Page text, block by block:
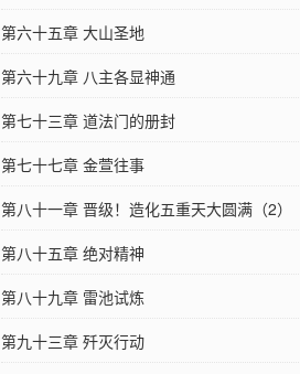
第六十五章 大山圣地
第六十九章 八主各显神通
第七十三章 道法门的册封
第七十七章 金萱往事
第八十一章 晋级！造化五重天大圆满（2）
第八十五章 绝对精神
第八十九章 雷池试炼
第九十三章 歼灭行动